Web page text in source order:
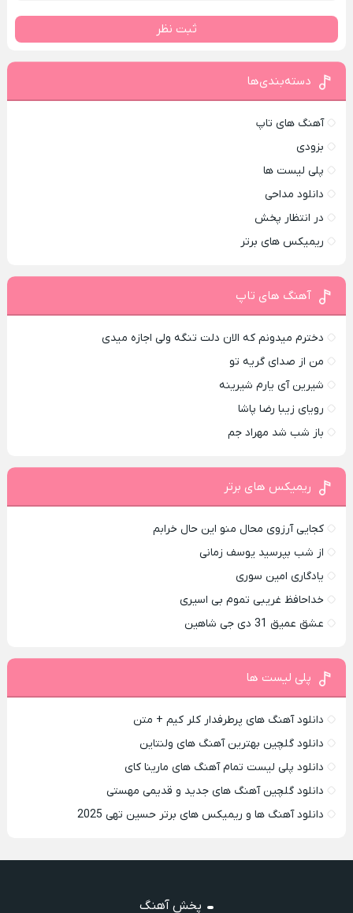
ثبت نظر
دسته‌بندی‌ها
آهنگ های تاپ
بزودی
پلی لیست ها
دانلود مداحی
در انتظار پخش
ریمیکس های برتر
آهنگ های تاپ
دخترم میدونم که الان دلت تنگه ولی اجازه میدی
من از صدای گريه تو
شیرین آی یارم شیرینه
رویای زیبا رضا پاشا
باز شب شد مهراد جم
ریمیکس های برتر
کجایی آرزوی محال منو این حال خرابم
از شب بپرسید یوسف زمانی
یادگاری امین سوری
خداحافظ غریبی تموم بی اسیری
عشق عمیق 31 دی جی شاهین
پلی لیست ها
دانلود آهنگ های پرطرفدار کلر کیم + متن
دانلود گلچین بهترین آهنگ های ولنتاین
دانلود پلی لیست تمام آهنگ های مارینا کای
دانلود گلچین آهنگ های جدید و قدیمی مهستی
دانلود آهنگ ها و ریمیکس های برتر حسین تهی 2025
پخش آهنگ